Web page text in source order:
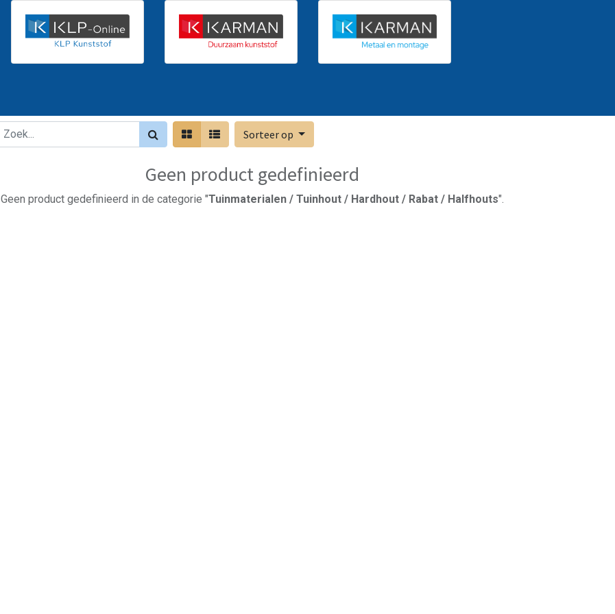
Sorteer op
Geen product gedefinieerd
Geen product gedefinieerd in de categorie "Tuinmaterialen / Tuinhout / Hardhout / Rabat / Halfhouts".